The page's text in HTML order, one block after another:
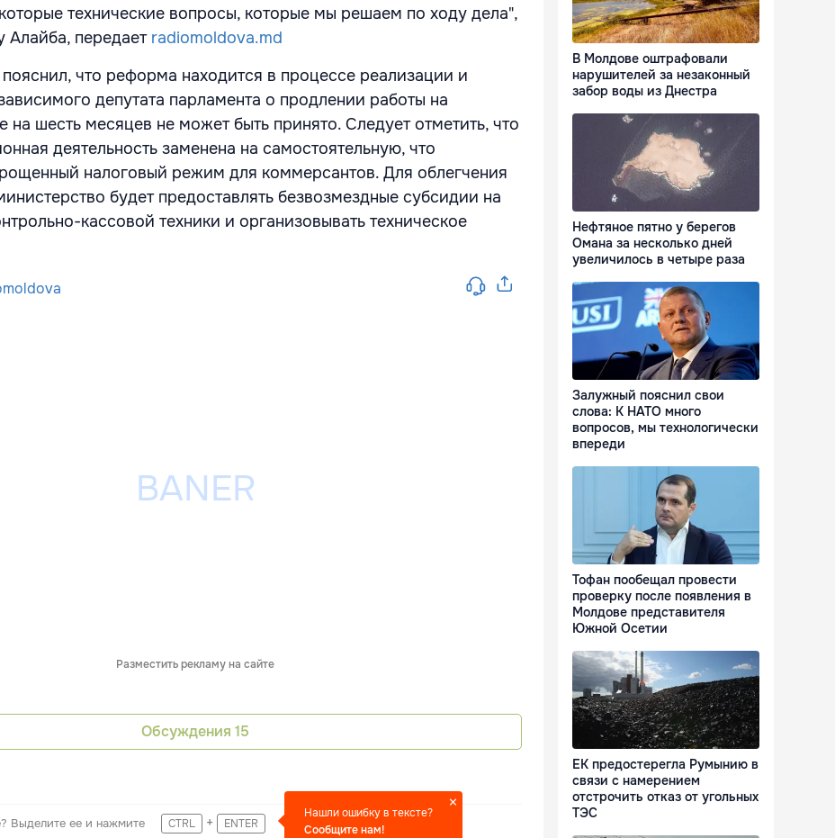
технические вопросы, которые мы решаем по ходу дела",
Алайба, передает radiomoldova.md
что реформа находится в процессе реализации и
депутата парламента о продлении работы на
на шесть месяцев не может быть принято. Следует отметить, что
деятельность заменена на самостоятельную, что
налоговый режим для коммерсантов. Для облегчения
будет предоставлять безвозмездные субсидии на
кассовой техники и организовывать техническое
Разместить рекламу на сайте
Обсуждения 15
Выделите ее и нажмите CTRL + ENTER
Нашли ошибку в тексте?
Сообщите нам!
В Молдове оштрафовали
нарушителей за незаконный
забор воды из Днестра
Нефтяное пятно у берегов
Омана за несколько дней
увеличилось в четыре раза
Залужный пояснил свои
слова: К НАТО много
вопросов, мы технологически
впереди
Тофан пообещал провести
проверку после появления в
Молдове представителя
Южной Осетии
ЕК предостерегла Румынию в
связи с намерением
отстрочить отказ от угольных
ТЭС